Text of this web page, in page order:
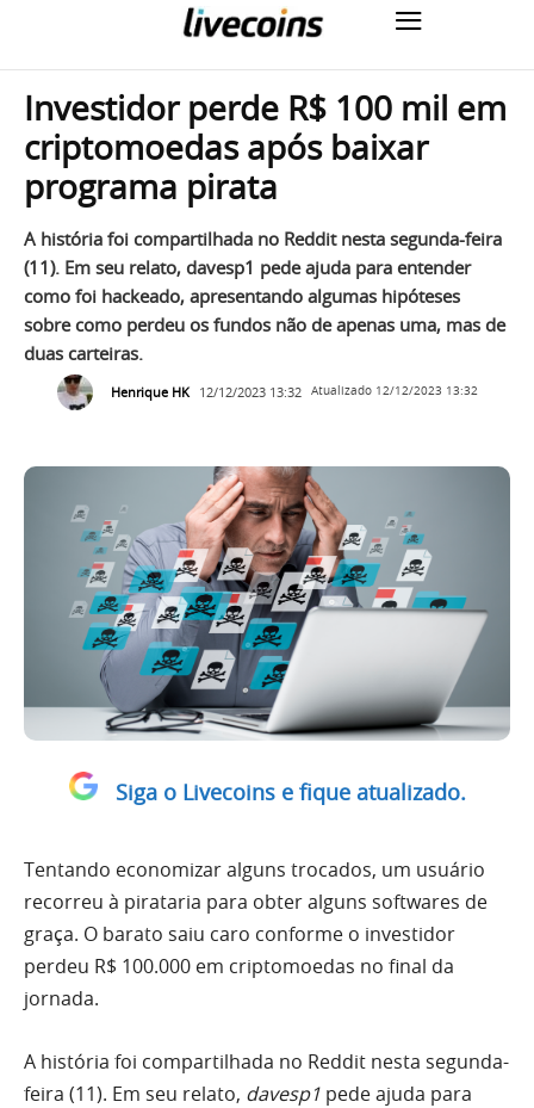
Investidor perde R$ 100 mil em
criptomoedas após baixar
programa pirata
A história foi compartilhada no Reddit nesta segunda-feira
(11). Em seu relato, davesp1 pede ajuda para entender
como foi hackeado, apresentando algumas hipóteses
sobre como perdeu os fundos não de apenas uma, mas de
duas carteiras.
Henrique HK 12/12/2023 13:32 Atualizado 12/12/2023 13:32
Siga o Livecoins e fique atualizado.
Tentando economizar alguns trocados, um usuário
recorreu à pirataria para obter alguns softwares de
graça. O barato saiu caro conforme o investidor
perdeu R$ 100.000 em criptomoedas no final da
jornada.
A história foi compartilhada no Reddit nesta segunda-
feira (11). Em seu relato, davesp1 pede ajuda para